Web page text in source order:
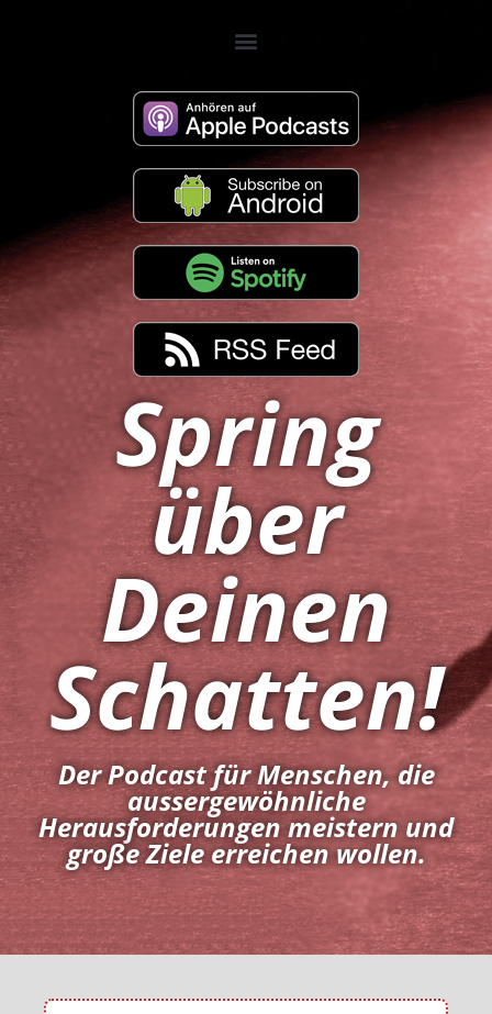
Spring
über
Deinen
Schatten!
Der Podcast für Menschen, die
aussergewöhnliche
Herausforderungen meistern und
große Ziele erreichen wollen.